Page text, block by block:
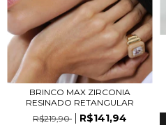
BRINCO MAX ZIRCONIA
RESINADO RETANGULAR
R$219,90
R$141,94